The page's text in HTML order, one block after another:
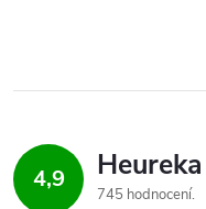
4,9
745 hodnocení